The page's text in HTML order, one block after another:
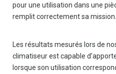
pour une utilisation dans une
remplit correctement sa mission.
Les résultats mesurés lors de
climatiseur est capable
lorsque son utilisation